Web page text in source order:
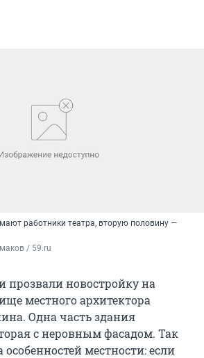
работники театра, вторую половину —
/ 59.ru
прозвали новостройку на
местного архитектора
Одна часть здания
с неровным фасадом. Так
местности: если